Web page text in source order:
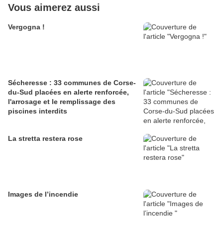
Vous aimerez aussi
Vergogna !
Sécheresse : 33 communes de Corse-
du-Sud placées en alerte renforcée,
l'arrosage et le remplissage des
piscines interdits
La stretta restera rose
Images de l’incendie